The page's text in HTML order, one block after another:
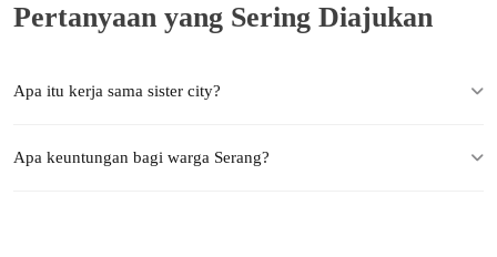
Pertanyaan yang Sering Diajukan
Apa itu kerja sama sister city?
Apa keuntungan bagi warga Serang?